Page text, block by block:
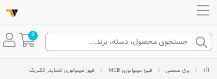
0
/ برق صنعتی / فیوز مینیاتوری MCB / فیوز مینیاتوری اشنایدر الکتریک